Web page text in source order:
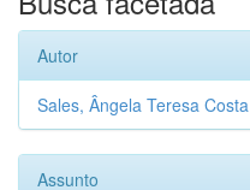
Autor
Sales, Ângela Teresa Costa
Assunto